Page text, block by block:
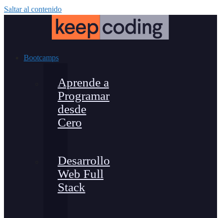
Saltar al contenido
Bootcamps
Aprende a
Programar
desde
Cero
Desarrollo
Web Full
Stack